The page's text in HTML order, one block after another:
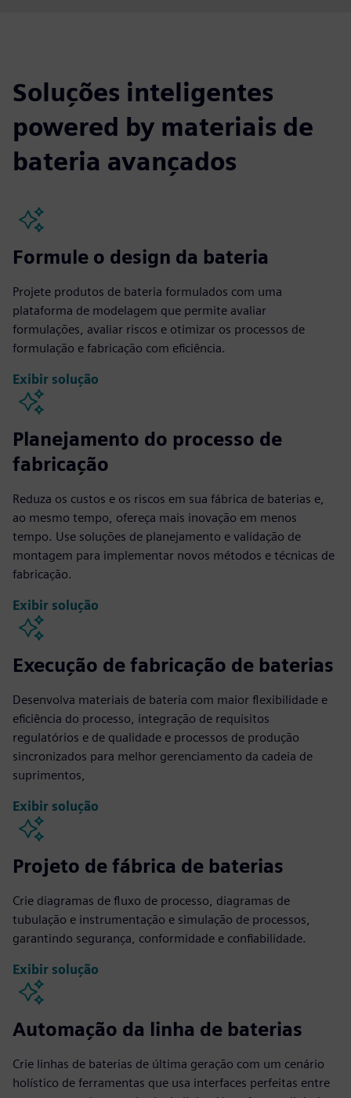
Soluções inteligentes
powered by materiais de
bateria avançados
Formule o design da bateria
Projete produtos de bateria formulados com uma
plataforma de modelagem que permite avaliar
formulações, avaliar riscos e otimizar os processos de
formulação e fabricação com eficiência.
Exibir solução
Planejamento do processo de
fabricação
Reduza os custos e os riscos em sua fábrica de baterias e,
ao mesmo tempo, ofereça mais inovação em menos
tempo. Use soluções de planejamento e validação de
montagem para implementar novos métodos e técnicas de
fabricação.
Exibir solução
Execução de fabricação de baterias
Desenvolva materiais de bateria com maior flexibilidade e
eficiência do processo, integração de requisitos
regulatórios e de qualidade e processos de produção
sincronizados para melhor gerenciamento da cadeia de
suprimentos,
Exibir solução
Projeto de fábrica de baterias
Crie diagramas de fluxo de processo, diagramas de
tubulação e instrumentação e simulação de processos,
garantindo segurança, conformidade e confiabilidade.
Exibir solução
Automação da linha de baterias
Crie linhas de baterias de última geração com um cenário
holístico de ferramentas que usa interfaces perfeitas entre